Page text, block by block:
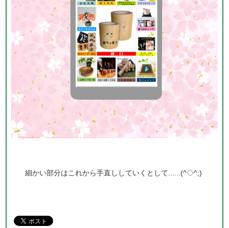
細かい部分はこれから手直ししていくとして......(^◇^;)